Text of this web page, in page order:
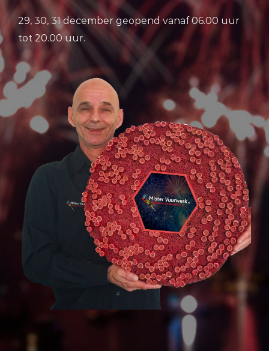
29, 30, 31 december geopend vanaf 06.00 uur
tot 20.00 uur.